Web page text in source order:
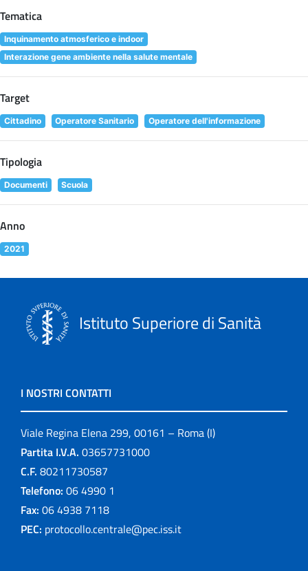
Tematica
Inquinamento atmosferico e indoor
Interazione gene ambiente nella salute mentale
Target
Cittadino Operatore Sanitario Operatore dell'informazione
Tipologia
Documenti Scuola
Anno
2021
Istituto Superiore di Sanità
I NOSTRI CONTATTI
Viale Regina Elena 299, 00161 – Roma (I)
Partita I.V.A. 03657731000
C.F. 80211730587
Telefono: 06 4990 1
Fax: 06 4938 7118
PEC: protocollo.centrale@pec.iss.it